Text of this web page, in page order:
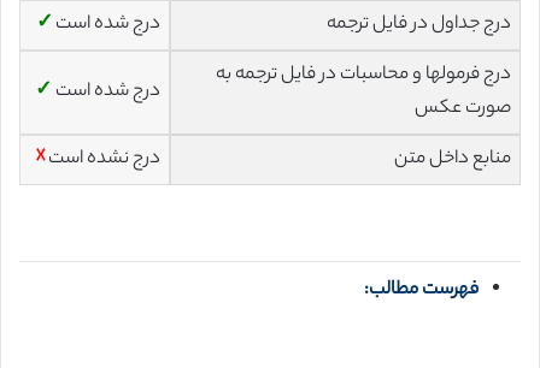
درج جداول در فایل ترجمه
درج شده است ✓
درج فرمولها و محاسبات در فایل ترجمه به
صورت عکس
درج شده است ✓
منابع داخل متن درج نشده است☓
فهرست مطالب: